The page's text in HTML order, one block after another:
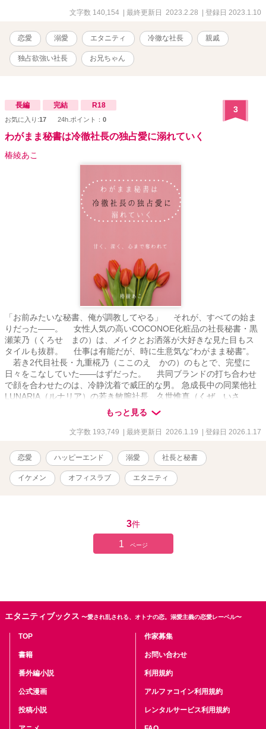
美月を一途に想い続けており、彼女のこととなると冷静さを失う。
文字数 140,154 | 最終更新日 2023.2.28 | 登録日 2023.1.10
恋愛 溺愛 エタニティ 冷徹な社長 親戚
独占欲強い社長 お兄ちゃん
長編 完結 R18
お気に入り:17 24h.ポイント： 0
3
わがまま秘書は冷徹社長の独占愛に溺れていく
椿綾あこ
「お前みたいな秘書、俺が調教してやる」 それが、すべての始ま
りだった――。 女性人気の高いCOCONOE化粧品の社長秘書・黒
瀬茉乃（くろせ まの）は、メイクとお洒落が大好きな見た目もス
タイルも抜群。 仕事は有能だが、時に生意気な“わがまま秘書”。
若き2代目社長・九重椛乃（ここのえ かの）のもとで、完璧に
日々をこなしていた――はずだった。 共同ブランドの打ち合わせ
で顔を合わせたのは、冷静沈着で威圧的な男。 急成長中の同業他社
LUNARIA（ルナリア）の若き敏腕社長、久世惟真（くぜ いさ
ま）。 「君のような『わがまま』な秘書がどうして九重社長の秘書
を務めてるんだ？」 「そのご自慢の身体でも使って秘書にでもなっ
たのか？」 挑発的な言葉に、思わず返した売り言葉。 「そこまで
まさか、あの冷徹社長が本気で乗ってくるなんて――。 始まりは、
一方的な関係。 なのにその手が、声が、視線が、心の奥をほどいて
いく。 わがままな秘書と冷徹な社長。 甘く危険なオフィスラブが、
今、幕を開ける。 【登場人物】 ■黒瀬 茉乃（くろせ まの）／25歳
こなす優秀秘書。 ■久世 惟真（くぜ いさま）／32歳 美容業界注目の
若き社長。冷徹で理性的な性格だが、内に独占欲を秘めている。茉
乃のことを「わがままな秘書」と言っている。 茉乃への強引な関心
が、やがて執着へと変わっていく。 ■九重 椛乃（ここのえ かの）／
真を支える優秀な秘書。 ◇◇◇ 性的表現があるシーンには※印をつ
けています。 表紙はCanvaで作成しています。 こちらの作品は別サ
イトにも掲載しています。
もっと見る
文字数 193,749 | 最終更新日 2026.1.19 | 登録日 2026.1.17
恋愛 ハッピーエンド 溺愛 社長と秘書
イケメン オフィスラブ エタニティ
3件
1 ページ
エタニティブックス 〜愛され乱される、オトナの恋。溺愛主義の恋愛レーベル〜
TOP
書籍
番外編小説
公式漫画
投稿小説
作家募集
お問い合わせ
利用規約
アルファコイン利用規約
レンタルサービス利用規約